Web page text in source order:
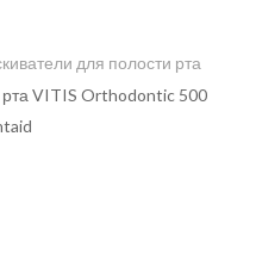
для полости рта
рта VITIS Orthodontic 500